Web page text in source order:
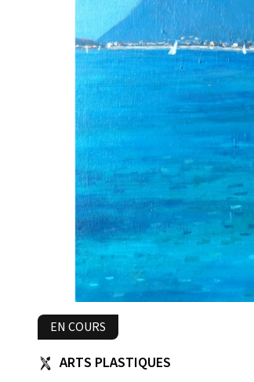
EN COURS
ARTS PLASTIQUES